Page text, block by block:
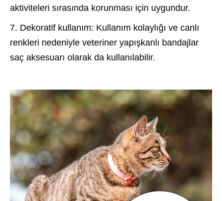
aktiviteleri sırasında korunması için uygundur.
7. Dekoratif kullanım: Kullanım kolaylığı ve canlı
renkleri nedeniyle veteriner yapışkanlı bandajlar
saç aksesuarı olarak da kullanılabilir.